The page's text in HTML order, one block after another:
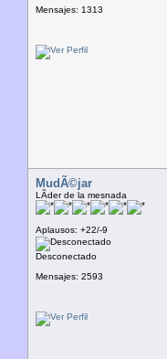
Mensajes: 1313
MudÃ©jar
LÃ­der de la mesnada
Aplausos: +22/-9
Desconectado
Mensajes: 2593